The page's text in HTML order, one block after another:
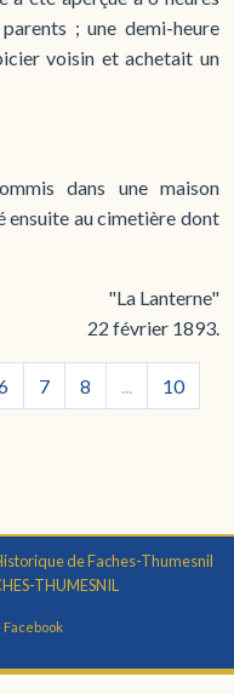
; une demi-heure
voisin et achetait un
dans une maison
au cimetière dont
"La Lanterne"
22 février 1893.
7 8 10
de Faches-Thumesnil
THUMESNIL
Facebook